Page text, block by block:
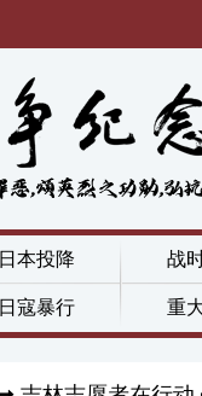
日本投降 战
日寇暴行 重